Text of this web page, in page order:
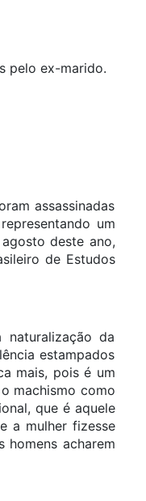
pelo ex-marido.
assassinadas
um
deste ano,
de Estudos
da
estampados
mais, pois é um
machismo como
que é aquele
a mulher fizesse
homens acharem